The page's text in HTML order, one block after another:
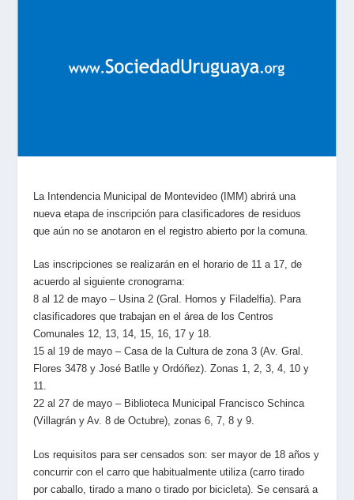
La Intendencia Municipal de Montevideo (IMM) abrirá una
nueva etapa de inscripción para clasificadores de residuos
que aún no se anotaron en el registro abierto por la comuna.
Las inscripciones se realizarán en el horario de 11 a 17, de
acuerdo al siguiente cronograma:
8 al 12 de mayo – Usina 2 (Gral. Hornos y Filadelfia). Para
clasificadores que trabajan en el área de los Centros
Comunales 12, 13, 14, 15, 16, 17 y 18.
15 al 19 de mayo – Casa de la Cultura de zona 3 (Av. Gral.
Flores 3478 y José Batlle y Ordóñez). Zonas 1, 2, 3, 4, 10 y
11.
22 al 27 de mayo – Biblioteca Municipal Francisco Schinca
(Villagrán y Av. 8 de Octubre), zonas 6, 7, 8 y 9.
Los requisitos para ser censados son: ser mayor de 18 años y
concurrir con el carro que habitualmente utiliza (carro tirado
por caballo, tirado a mano o tirado por bicicleta). Se censará a